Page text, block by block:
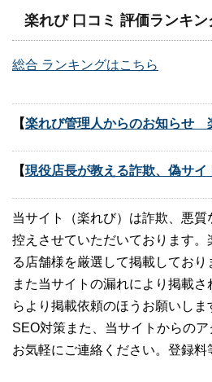
楽れび 口コミ 評価ランキン
総合 ランキングはこちら
【楽れび管理人からのお知らせ
【現役店長が教える詐欺、偽サイ
当サイト（楽れび）は詐欺、悪
控えさせていただいております
る店舗様を厳選して掲載しており
また当サイトの漏れにより掲載
らより掲載依頼のほうお願いし
SEO対策また、当サイトからの
お気軽にご連絡ください。登録料